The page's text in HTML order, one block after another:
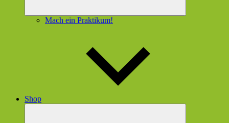
Mach ein Praktikum!
Shop